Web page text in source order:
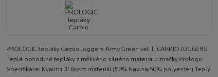
PROLOGIC tepláky Carpio Joggers Army Green vel. L CARPIO JOGGERS
Teplé pohodlné tepláky z měkkého silného materiálu značky Prologic.
Specifikace: Kvalitní 310gsm materiál (50% bavlna/50% polyester) Teplý